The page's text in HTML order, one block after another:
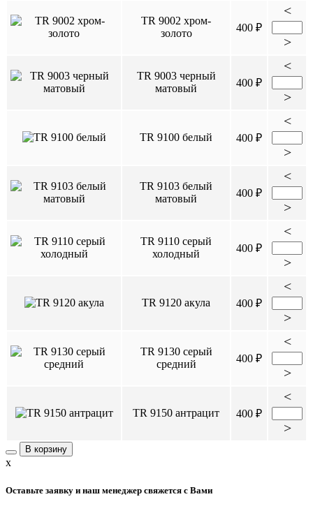
TR 9002 хром-
золото
400 ₽
<
>
TR 9003 черный
матовый
400 ₽
<
>
TR 9100 белый 400 ₽
<
>
TR 9103 белый
матовый
400 ₽
<
>
TR 9110 серый
холодный
400 ₽
<
>
TR 9120 акула 400 ₽
<
>
TR 9130 серый
средний
400 ₽
<
>
TR 9150 антрацит 400 ₽
<
>
В корзину
x
Оставьте заявку и наш менеджер свяжется с Вами